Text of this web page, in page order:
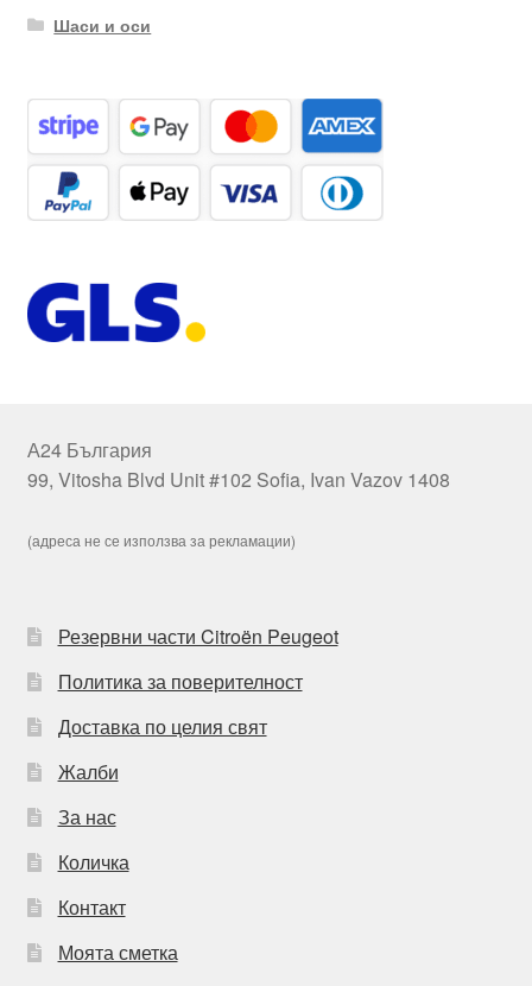
Шаси и оси
А24 България
99, Vitosha Blvd Unit #102 Sofia, Ivan Vazov 1408
(адреса не се използва за рекламации)
Резервни части Citroën Peugeot
Политика за поверителност
Доставка по целия свят
Жалби
За нас
Количка
Контакт
Моята сметка